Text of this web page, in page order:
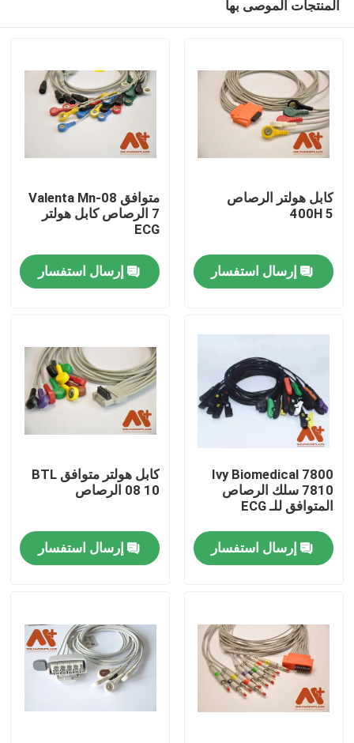
منزل
المنتجات
حول بنا
جولة في المعمل
ضبط الجودة
اتصل بنا
كابل المريض ECG
كابلات مراقبة المريض
المنتجات الموصى بها
كابل هولتر الرصاص
400H 5
إرسال استفسار
متوافق Valenta Mn-08
7 الرصاص كابل هولتر
ECG
إرسال استفسار
Ivy Biomedical 7800
7810 سلك الرصاص
المتوافق للـ ECG
إرسال استفسار
كابل هولتر متوافق BTL
08 10 الرصاص
إرسال استفسار